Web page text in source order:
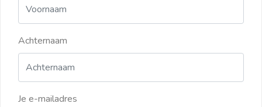
Achternaam
Je e-mailadres